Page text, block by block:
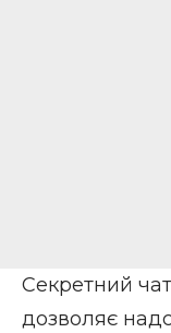
Секретний
дозволяє